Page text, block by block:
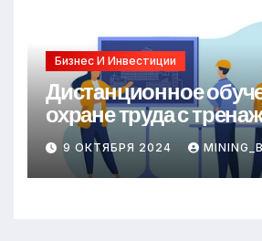
Бизнес И Инвестиции
Дистанционное
охране труда с
онлайн
9 ОКТЯБРЯ 2024